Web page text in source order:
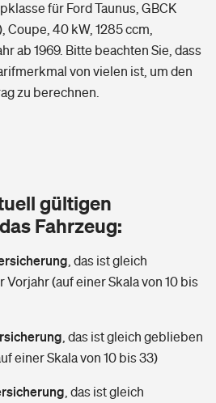
Versicherer finden
für Ford Taunus, GBCK
Coupe, 40 kW, 1285 ccm,
ab 1969. Bitte beachten Sie, dass
von vielen ist, um den
zu berechnen.
gültigen
Fahrzeug:
das ist gleich
(auf einer Skala von 10 bis
das ist gleich geblieben
einer Skala von 10 bis 33)
das ist gleich